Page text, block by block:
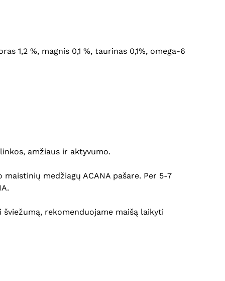
1,2 %, magnis 0,1 %, taurinas 0,1%, omega-6
amžiaus ir aktyvumo.
medžiagų ACANA pašare. Per 5-7
rekomenduojame maišą laikyti